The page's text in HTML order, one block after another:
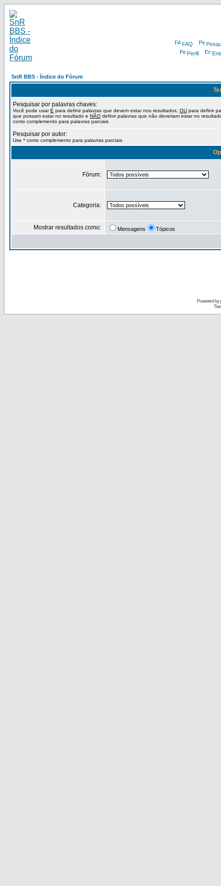
FAQ
Perfil
SnR BBS - Índice do Fórum
Pesquisar por palavras chaves:
Você pode usarE para definir palavras que devem estar nos resultados, OU para definir
que possam estar no resultado e NÃO definir palavras que não deveriam estar no
como complemento para palavras parciais
Pesquisar por autor:
Use * como complemento para palavras parciais
Fórum:
Categoria:
Mostrar resultados como: Mensagens Tópicos
Powered by